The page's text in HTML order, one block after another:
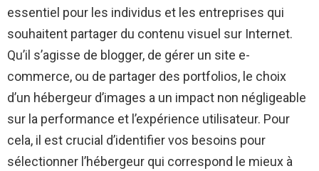
essentiel pour les individus et les entreprises qui
souhaitent partager du contenu visuel sur Internet.
Qu’il s’agisse de blogger, de gérer un site e-
commerce, ou de partager des portfolios, le choix
d’un hébergeur d’images a un impact non négligeable
sur la performance et l’expérience utilisateur. Pour
cela, il est crucial d’identifier vos besoins pour
sélectionner l’hébergeur qui correspond le mieux à